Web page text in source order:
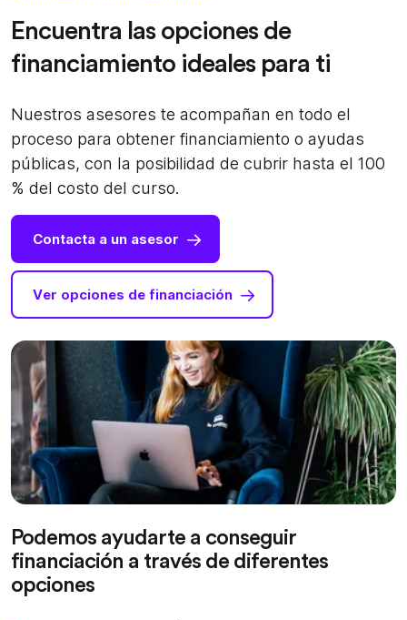
Encuentra las opciones de
financiamiento ideales para ti
Nuestros asesores te acompañan en todo el
proceso para obtener financiamiento o ayudas
públicas, con la posibilidad de cubrir hasta el 100
% del costo del curso.
Contacta a un asesor
Ver opciones de financiación
Podemos ayudarte a conseguir
financiación a través de diferentes
opciones